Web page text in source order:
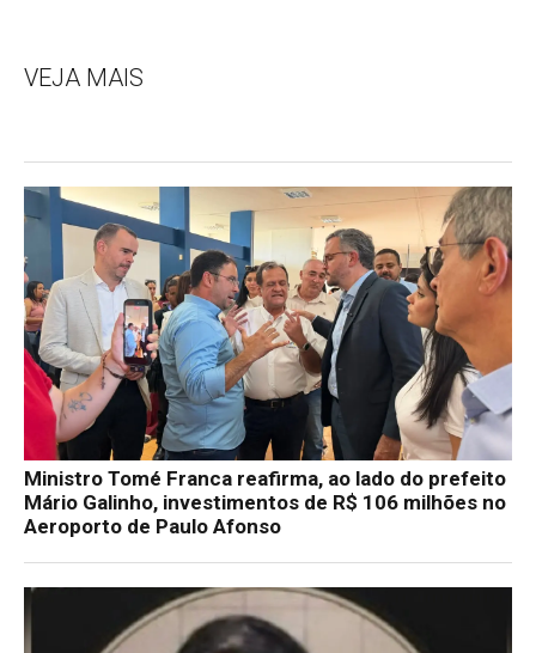
VEJA MAIS
Ministro Tomé Franca reafirma, ao lado do prefeito
Mário Galinho, investimentos de R$ 106 milhões no
Aeroporto de Paulo Afonso